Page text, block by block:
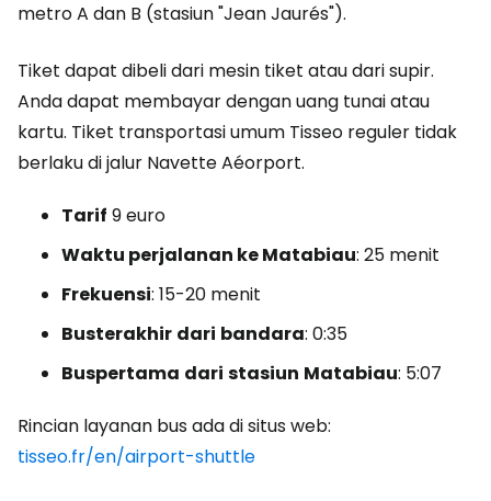
metro A dan B (stasiun "Jean Jaurés").
Tiket dapat dibeli dari mesin tiket atau dari supir.
Anda dapat membayar dengan uang tunai atau
kartu. Tiket transportasi umum Tisseo reguler tidak
berlaku di jalur Navette Aéorport.
Tarif 9 euro
Waktu perjalanan ke Matabiau: 25 menit
Frekuensi: 15-20 menit
Busterakhir dari bandara: 0:35
Buspertama dari stasiun Matabiau: 5:07
Rincian layanan bus ada di situs web:
tisseo.fr/en/airport-shuttle